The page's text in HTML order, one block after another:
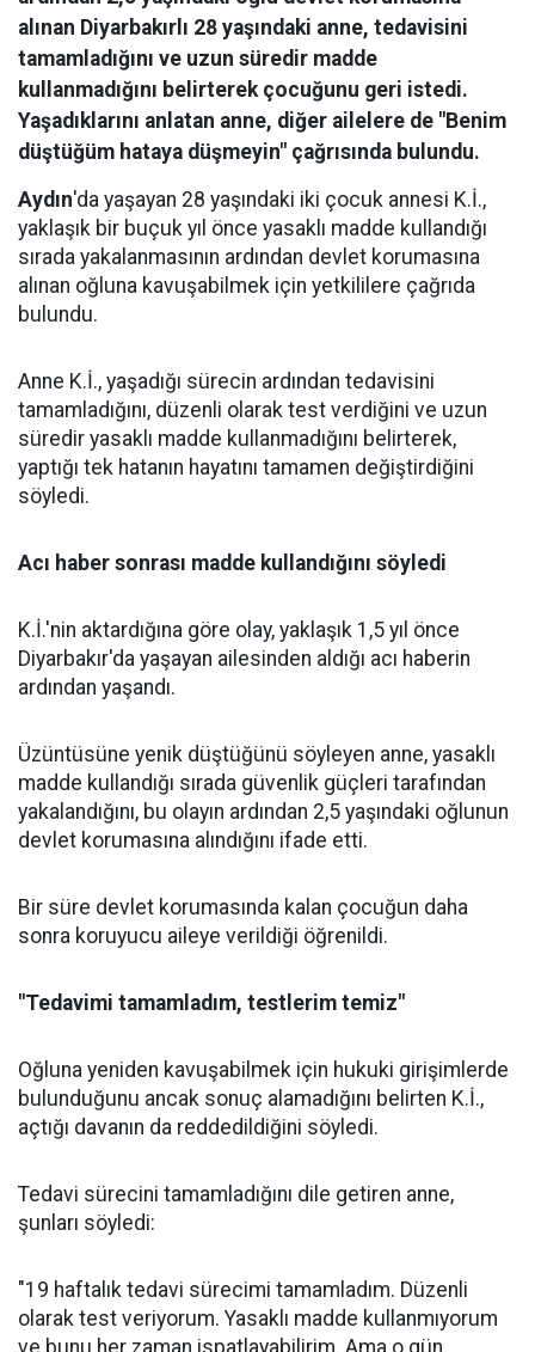
alınan Diyarbakırlı 28 yaşındaki anne, tedavisini
tamamladığını ve uzun süredir madde
kullanmadığını belirterek çocuğunu geri istedi.
Yaşadıklarını anlatan anne, diğer ailelere de "Benim
düştüğüm hataya düşmeyin" çağrısında bulundu.
Aydın'da yaşayan 28 yaşındaki iki çocuk annesi K.İ.,
yaklaşık bir buçuk yıl önce yasaklı madde kullandığı
sırada yakalanmasının ardından devlet korumasına
alınan oğluna kavuşabilmek için yetkililere çağrıda
bulundu.
Anne K.İ., yaşadığı sürecin ardından tedavisini
tamamladığını, düzenli olarak test verdiğini ve uzun
süredir yasaklı madde kullanmadığını belirterek,
yaptığı tek hatanın hayatını tamamen değiştirdiğini
söyledi.
Acı haber sonrası madde kullandığını söyledi
K.İ.'nin aktardığına göre olay, yaklaşık 1,5 yıl önce
Diyarbakır'da yaşayan ailesinden aldığı acı haberin
ardından yaşandı.
Üzüntüsüne yenik düştüğünü söyleyen anne, yasaklı
madde kullandığı sırada güvenlik güçleri tarafından
yakalandığını, bu olayın ardından 2,5 yaşındaki oğlunun
devlet korumasına alındığını ifade etti.
Bir süre devlet korumasında kalan çocuğun daha
sonra koruyucu aileye verildiği öğrenildi.
"Tedavimi tamamladım, testlerim temiz"
Oğluna yeniden kavuşabilmek için hukuki girişimlerde
bulunduğunu ancak sonuç alamadığını belirten K.İ.,
açtığı davanın da reddedildiğini söyledi.
Tedavi sürecini tamamladığını dile getiren anne,
şunları söyledi:
"19 haftalık tedavi sürecimi tamamladım. Düzenli
olarak test veriyorum. Yasaklı madde kullanmıyorum
ve bunu her zaman ispatlayabilirim. Ama o gün